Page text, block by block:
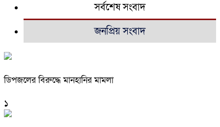
সর্বশেষ সংবাদ
জনপ্রিয় সংবাদ
ডিপজলের বিরুদ্ধে মানহানির মামলা
১